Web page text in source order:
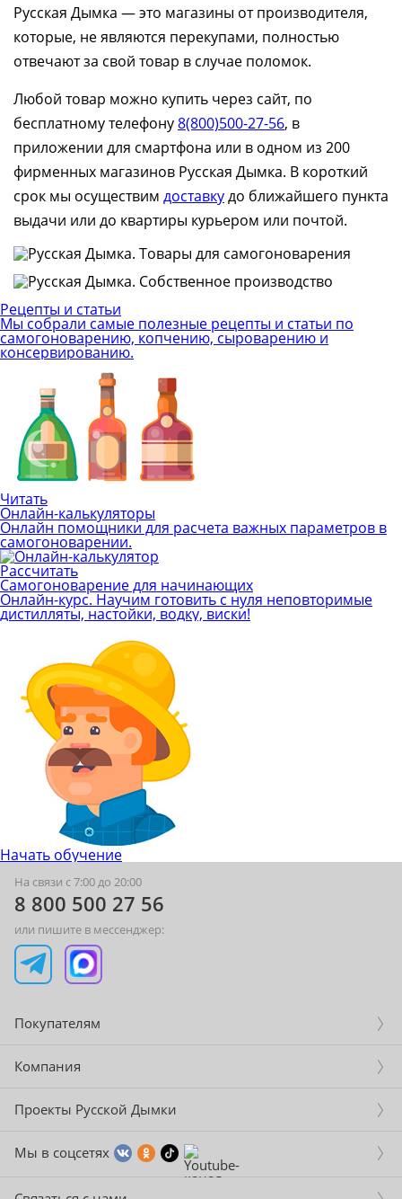
Русская Дымка — это магазины от производителя,
которые, не являются перекупами, полностью
отвечают за свой товар в случае поломок.
Любой товар можно купить через сайт, по
бесплатному телефону8(800)500-27-56, в
приложении для смартфона или в одном из 200
фирменных магазинов Русская Дымка. В короткий
срок мы осуществим доставкудо ближайшего пункта
выдачи или до квартиры курьером или почтой.
Рецепты и статьи
Мы собрали самые полезные рецепты и статьи по
самогоноварению, копчению, сыроварению и
консервированию.
Читать
Онлайн-калькуляторы
Онлайн помощники для расчета важных параметров в
самогоноварении.
Рассчитать
Самогоноварение для начинающих
Онлайн-курс. Научим готовить с нуля неповторимые
дистилляты, настойки, водку, виски!
Начать обучение
На связи с 7:00 до 20:00
8 800 500 27 56
или пишите в мессенджер:
Покупателям
Компания
Проекты Русской Дымки
Мы в соцсетях